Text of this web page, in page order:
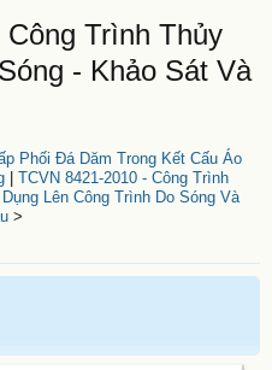
Trình Thủy
- Khảo Sát Và
Phối Đá Dăm Trong Kết Cấu Áo
TCVN 8421-2010 - Công Trình
Lên Công Trình Do Sóng Và
>